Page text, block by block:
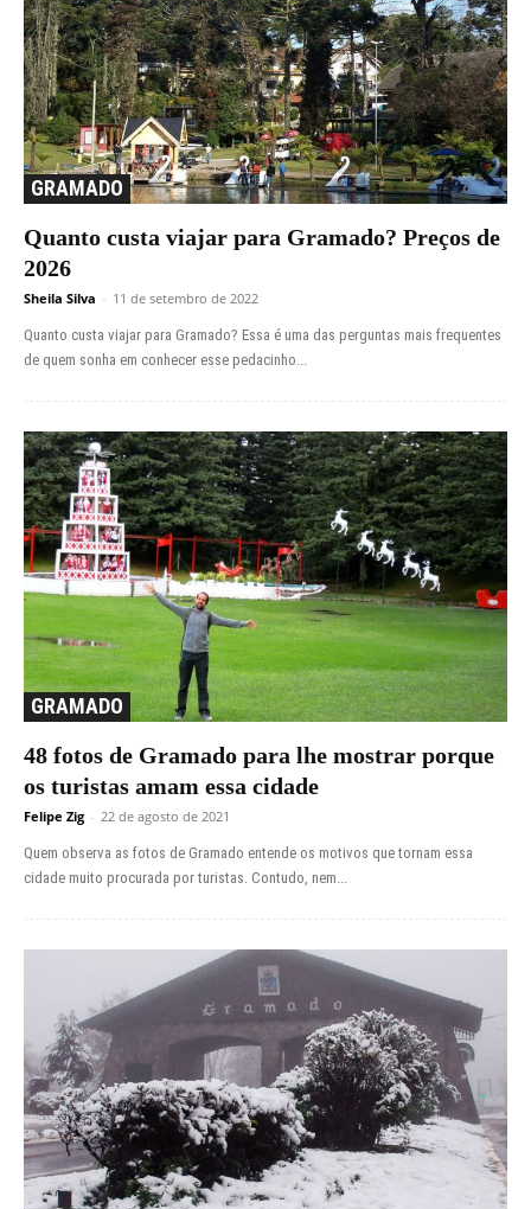
GRAMADO
Quanto custa viajar para Gramado? Preços de
2026
Sheila Silva - 11 de setembro de 2022
Quanto custa viajar para Gramado? Essa é uma das perguntas mais frequentes
de quem sonha em conhecer esse pedacinho...
GRAMADO
48 fotos de Gramado para lhe mostrar porque
os turistas amam essa cidade
Felipe Zig - 22 de agosto de 2021
Quem observa as fotos de Gramado entende os motivos que tornam essa
cidade muito procurada por turistas. Contudo, nem...